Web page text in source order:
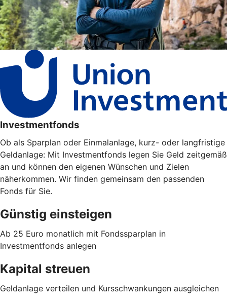
Investmentfonds
Ob als Sparplan oder Einmalanlage, kurz- oder langfristige
Geldanlage: Mit Investmentfonds legen Sie Geld zeitgemäß
an und können den eigenen Wünschen und Zielen
näherkommen. Wir finden gemeinsam den passenden
Fonds für Sie.
Günstig einsteigen
Ab 25 Euro monatlich mit Fondssparplan in
Investmentfonds anlegen
Kapital streuen
Geldanlage verteilen und Kursschwankungen ausgleichen